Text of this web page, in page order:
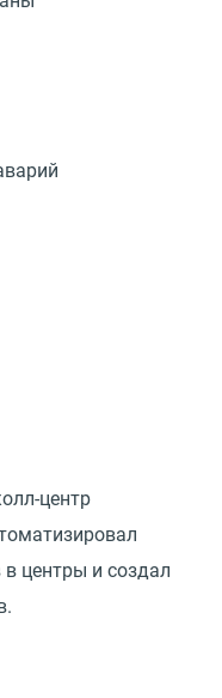
центр
центры и создал